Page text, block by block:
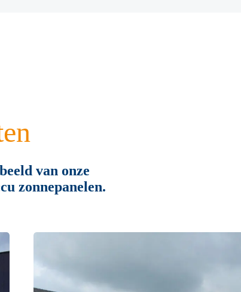
van onze
zonnepanelen.